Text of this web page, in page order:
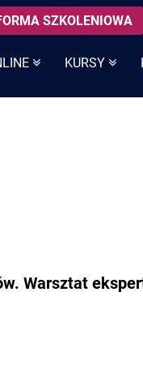
KURSY
SZKOLENIOWA
Warsztat